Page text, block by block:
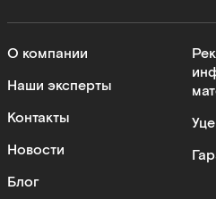
О компании
Наши эксперты
Контакты
Новости
Блог